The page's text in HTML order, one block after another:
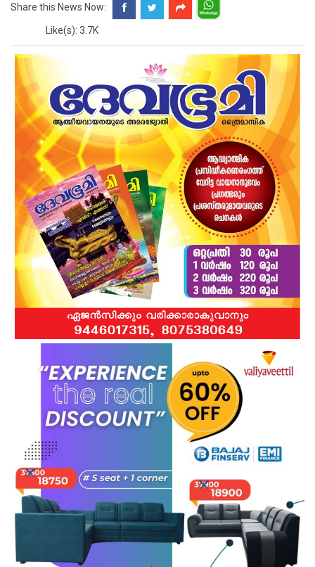
Share this News Now:
Like(s): 3.7K